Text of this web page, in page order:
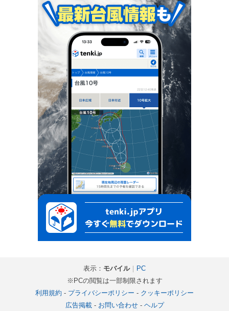
表示： モバイル｜ PC
※PCの閲覧は一部制限されます
利用規約 - プライバシーポリシー - クッキーポリシー
広告掲載- お問い合わせ- ヘルプ